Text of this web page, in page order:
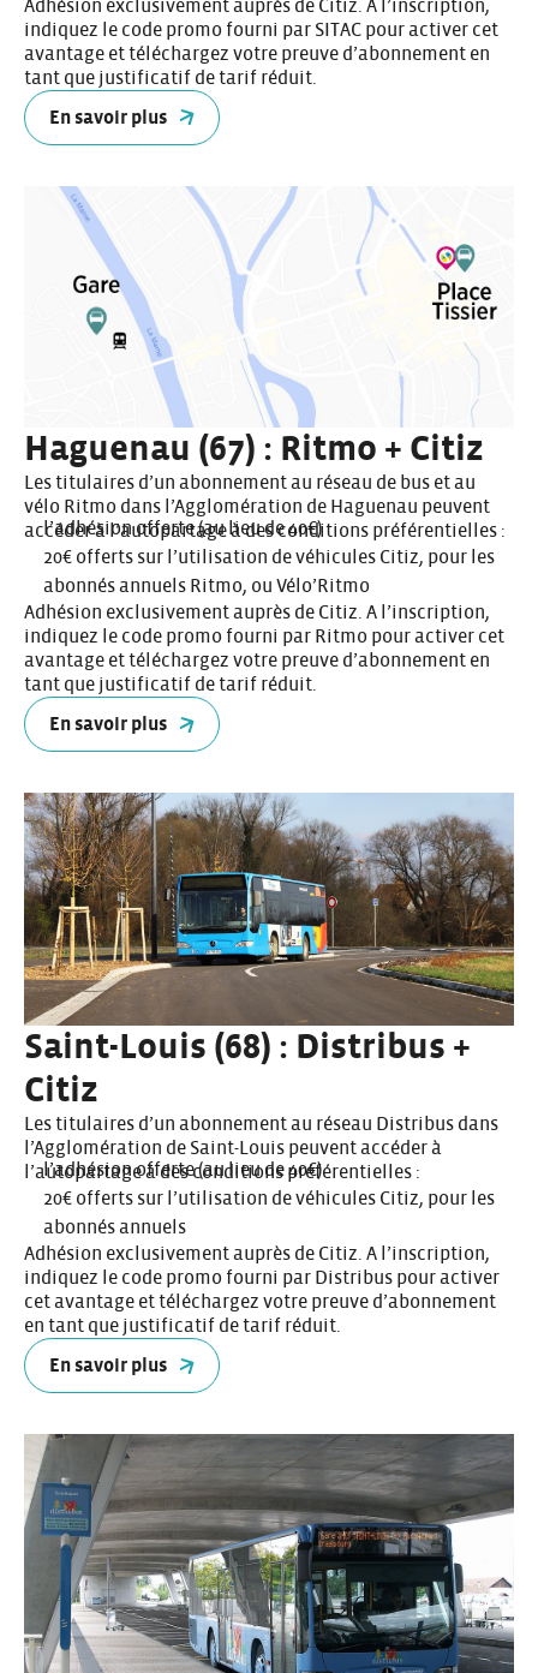
Adhésion exclusivement auprès de Citiz. A l’inscription,
indiquez le code promo fourni par SITAC pour activer cet
avantage et téléchargez votre preuve d’abonnement en
tant que justificatif de tarif réduit.
En savoir plus
Haguenau (67) : Ritmo + Citiz
Les titulaires d’un abonnement au réseau de bus et au
vélo Ritmo dans l’Agglomération de Haguenau peuvent
accéder à l’autopartage à des conditions préférentielles :
l’adhésion offerte (au lieu de 40€)
20€ offerts sur l’utilisation de véhicules Citiz, pour les
abonnés annuels Ritmo, ou Vélo’Ritmo
Adhésion exclusivement auprès de Citiz. A l’inscription,
indiquez le code promo fourni par Ritmo pour activer cet
avantage et téléchargez votre preuve d’abonnement en
tant que justificatif de tarif réduit.
En savoir plus
Saint-Louis (68) : Distribus +
Citiz
Les titulaires d’un abonnement au réseau Distribus dans
l’Agglomération de Saint-Louis peuvent accéder à
l’autopartage à des conditions préférentielles :
l’adhésion offerte (au lieu de 40€)
20€ offerts sur l’utilisation de véhicules Citiz, pour les
abonnés annuels
Adhésion exclusivement auprès de Citiz. A l’inscription,
indiquez le code promo fourni par Distribus pour activer
cet avantage et téléchargez votre preuve d’abonnement
en tant que justificatif de tarif réduit.
En savoir plus